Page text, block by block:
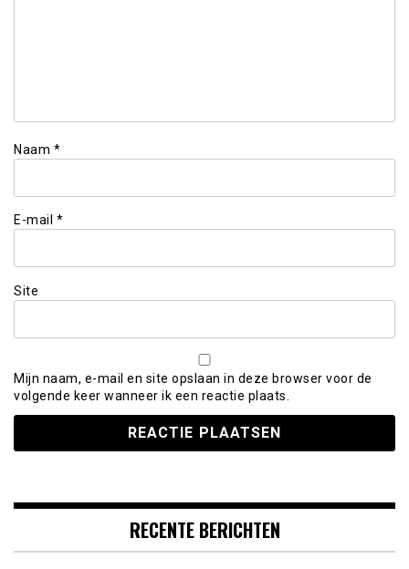
Naam *
E-mail *
Site
Mijn naam, e-mail en site opslaan in deze browser voor de
volgende keer wanneer ik een reactie plaats.
RECENTE BERICHTEN